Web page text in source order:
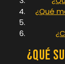
¿Qué
¿Qué